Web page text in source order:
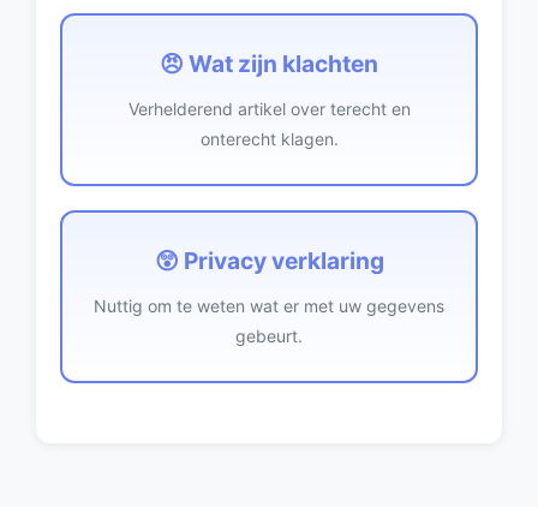
😠 Wat zijn klachten
Verhelderend artikel over terecht en
onterecht klagen.
😲 Privacy verklaring
Nuttig om te weten wat er met uw gegevens
gebeurt.